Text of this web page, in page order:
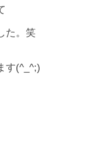
た。笑
す(^_^;)